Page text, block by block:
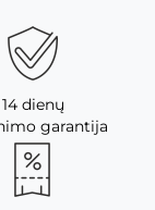
14 dienų
garantija